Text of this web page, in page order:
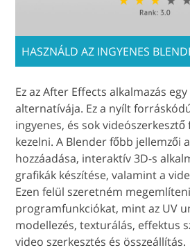
HASZNÁLD AZ INGYENES
Ez az After Effects alkalmazás
alternatívája. Ez a nyílt
ingyenes, és sok
kezelni. A Blender főbb jellemzői
hozzáadása, interaktív 3D-s
grafikák készítése, valamint a
Ezen felül szeretném
programfunkciókat, mint az UV
modellezés, texturálás, effektus
video szerkesztés és összeállítás.